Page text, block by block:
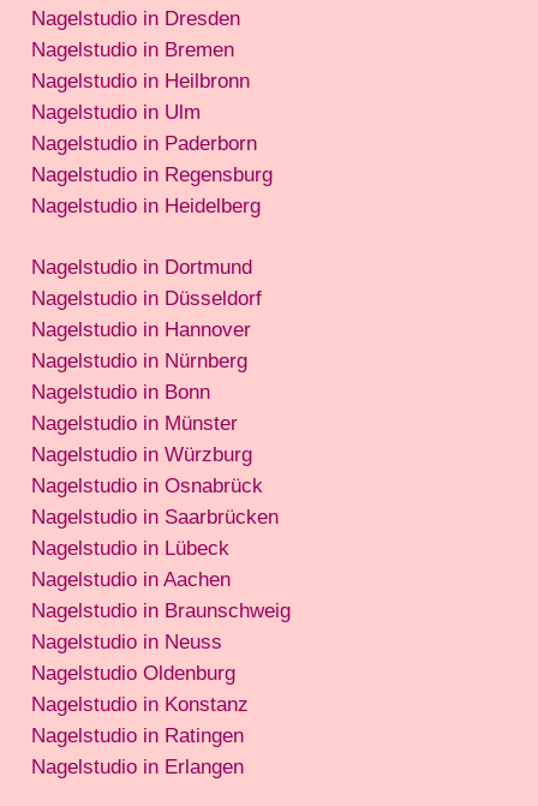
Nagelstudio in Dresden
Nagelstudio in Bremen
Nagelstudio in Heilbronn
Nagelstudio in Ulm
Nagelstudio in Paderborn
Nagelstudio in Regensburg
Nagelstudio in Heidelberg
Nagelstudio in Dortmund
Nagelstudio in Düsseldorf
Nagelstudio in Hannover
Nagelstudio in Nürnberg
Nagelstudio in Bonn
Nagelstudio in Münster
Nagelstudio in Würzburg
Nagelstudio in Osnabrück
Nagelstudio in Saarbrücken
Nagelstudio in Lübeck
Nagelstudio in Aachen
Nagelstudio in Braunschweig
Nagelstudio in Neuss
Nagelstudio Oldenburg
Nagelstudio in Konstanz
Nagelstudio in Ratingen
Nagelstudio in Erlangen